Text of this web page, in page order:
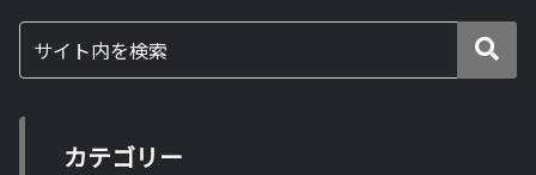
カテゴリー